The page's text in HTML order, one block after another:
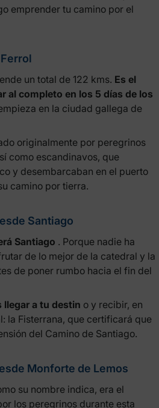
emprender tu camino por el
un total de 122 kms. Es el
al completo en los 5 días de los
en la ciudad gallega de
originalmente por peregrinos
como escandinavos, que
y desembarcaban en el puerto
camino por tierra.
Santiago
Santiago . Porque nadie ha
de lo mejor de la catedral y la
de poner rumbo hacia el fin del
llegar a tu destin o y recibir, en
la Fisterrana, que certificará que
del Camino de Santiago.
Monforte de Lemos
su nombre indica, era el
los peregrinos durante esta